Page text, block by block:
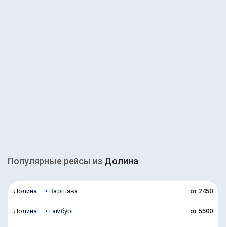
Популярные рейсы из Долина
Долина ⟶ Варшава от 2450
Долина ⟶ Гамбург от 5500